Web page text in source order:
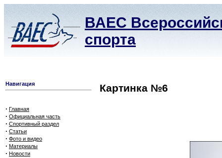
ВАЕС
спорта
Навигация
· Главная
· Официальная часть
· Спортивный раздел
· Статьи
· Фото и видео
· Материалы
· Новости
Картинка №6